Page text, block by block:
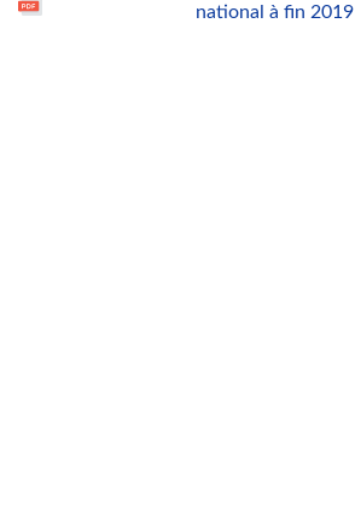
national à fin 2019